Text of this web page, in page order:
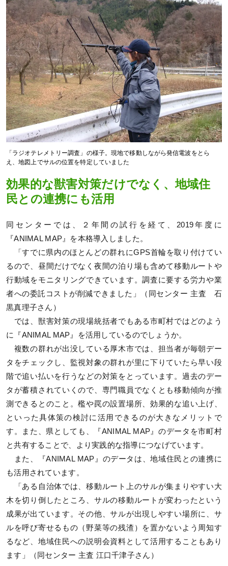
「ラジオテレメトリー調査」の様子。現地で移動しながら発信電波をとら
え、地図上でサルの位置を特定していました
効果的な獣害対策だけでなく、地域住
民との連携にも活用
同センターでは、２年間の試行を経て、2019年度に
『ANIMAL MAP』を本格導入しました。
「すでに県内のほとんどの群れにGPS首輪を取り付けてい
るので、昼間だけでなく夜間の泊り場も含めて移動ルートや
行動域をモニタリングできています。調査に要する労力や業
者への委託コストが削減できました」（同センター 主査 石
黒真理子さん）
では、獣害対策の現場統括者でもある市町村ではどのよう
に『ANIMAL MAP』を活用しているのでしょうか。
複数の群れが出没している厚木市では、担当者が毎朝デー
タをチェックし、監視対象の群れが里に下りていたら早い段
階で追い払いを行うなどの対策をとっています。過去のデー
タが蓄積されていくので、専門職員でなくとも移動傾向が推
測できるとのこと。檻や罠の設置場所、効果的な追い上げ、
といった具体策の検討に活用できるのが大きなメリットで
す。また、県としても、『ANIMAL MAP』のデータを市町村
と共有することで、より実践的な指導につなげています。
また、『ANIMAL MAP』のデータは、地域住民との連携に
も活用されています。
「ある自治体では、移動ルート上のサルが集まりやすい大
木を切り倒したところ、サルの移動ルートが変わったという
成果が出ています。その他、サルが出現しやすい場所に、サ
ルを呼び寄せるもの（野菜等の残渣）を置かないよう周知す
るなど、地域住民への説明会資料として活用することもあり
ます」（同センター 主査 江口千津子さん）